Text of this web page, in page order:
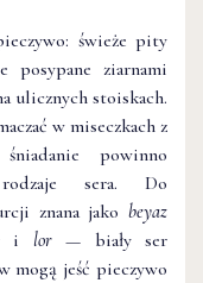
świeże pity
posypane ziarnami
ulicznych stoiskach.
w miseczkach z
powinno
sera. Do
znana jako beyaz
i lor — biały ser
mogą jeść pieczywo